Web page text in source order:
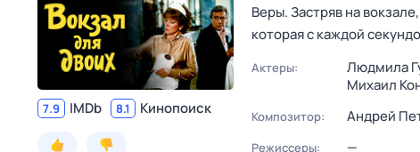
7.9 IMDb 8.1 Кинопоиск
Веры. Застряв на
которая с каждой
Актеры: Людмила
Михаил
Композитор: Андрей
Режиссеры: —